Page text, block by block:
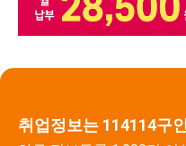
취업정보는 114114구